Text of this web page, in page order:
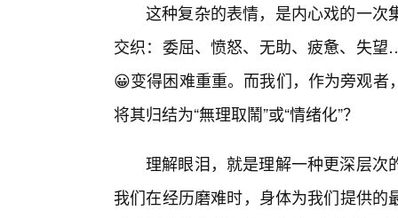
这种复杂的表情，是内心戏的一次
交织：委屈、愤怒、无助、疲惫、失
😀变得困难重重。而我们，作为旁观
将其归结为“無理取鬧”或“情绪化”？
理解眼泪，就是理解一种更深层次
我们在经历磨难时，身体为我们提供